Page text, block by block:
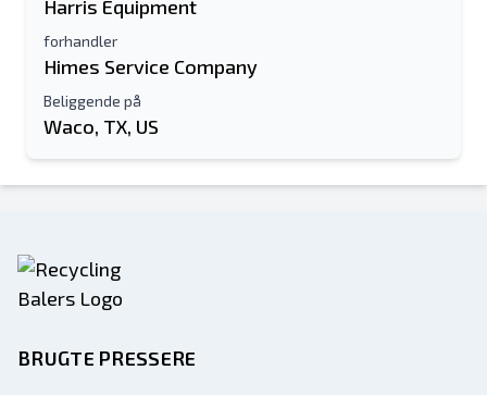
Harris Equipment
forhandler
Himes Service Company
Beliggende på
Waco, TX, US
BRUGTE PRESSERE